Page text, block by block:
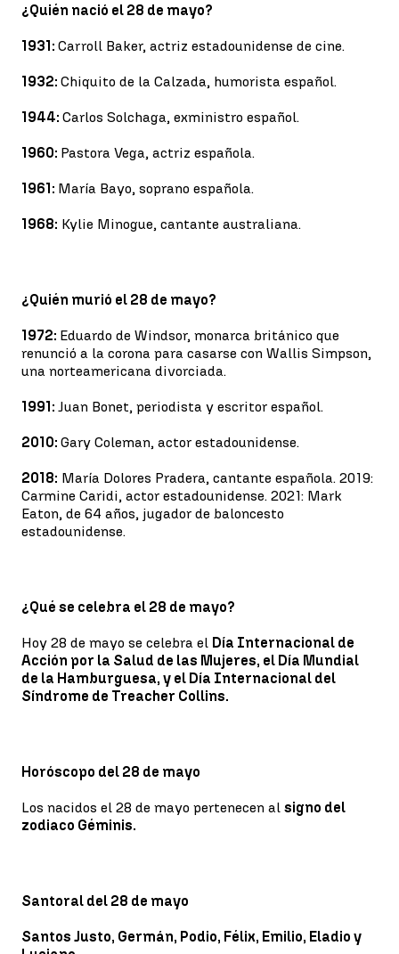
¿Quién nació el 28 de mayo?
1931: Carroll Baker, actriz estadounidense de cine.
1932: Chiquito de la Calzada, humorista español.
1944: Carlos Solchaga, exministro español.
1960: Pastora Vega, actriz española.
1961: María Bayo, soprano española.
1968: Kylie Minogue, cantante australiana.
¿Quién murió el 28 de mayo?
1972: Eduardo de Windsor, monarca británico que
renunció a la corona para casarse con Wallis Simpson,
una norteamericana divorciada.
1991: Juan Bonet, periodista y escritor español.
2010: Gary Coleman, actor estadounidense.
2018: María Dolores Pradera, cantante española. 2019:
Carmine Caridi, actor estadounidense. 2021: Mark
Eaton, de 64 años, jugador de baloncesto
estadounidense.
¿Qué se celebra el 28 de mayo?
Hoy 28 de mayo se celebra el Día Internacional de
Acción por la Salud de las Mujeres, el Día Mundial
de la Hamburguesa, y el Día Internacional del
Síndrome de Treacher Collins.
Horóscopo del 28 de mayo
Los nacidos el 28 de mayo pertenecen al signo del
zodiaco Géminis.
Santoral del 28 de mayo
Santos Justo, Germán, Podio, Félix, Emilio, Eladio y